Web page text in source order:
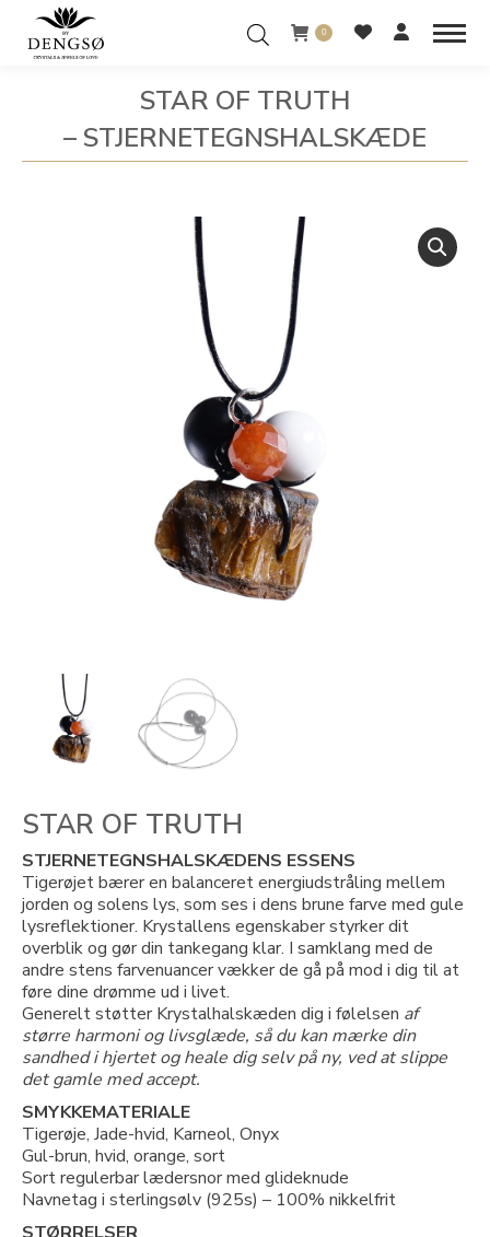
0
STAR OF TRUTH
– STJERNETEGNSHALSKÆDE
You are here:
STAR OF TRUTH
STJERNETEGNSHALSKÆDENS ESSENS
Tigerøjet bærer en balanceret energiudstråling mellem
jorden og solens lys, som ses i dens brune farve med gule
lysreflektioner. Krystallens egenskaber styrker dit
overblik og gør din tankegang klar. I samklang med de
andre stens farvenuancer vækker de gå på mod i dig til at
føre dine drømme ud i livet.
Generelt støtter Krystalhalskæden dig i følelsen af
større harmoni og livsglæde, så du kan mærke din
sandhed i hjertet og heale dig selv på ny, ved at slippe
det gamle med accept.
SMYKKEMATERIALE
Tigerøje, Jade-hvid, Karneol, Onyx
Gul-brun, hvid, orange, sort
Sort regulerbar lædersnor med glideknude
Navnetag i sterlingsølv (925s) – 100% nikkelfrit
STØRRELSER